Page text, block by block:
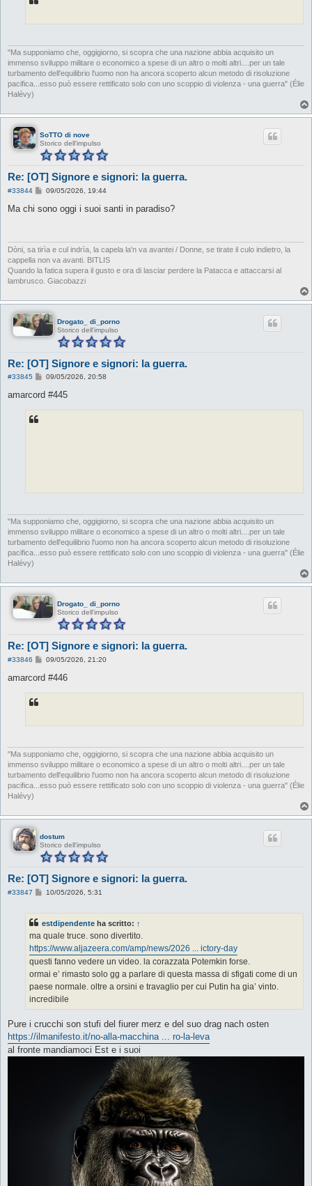
o
"Ma supponiamo che, oggigiorno, si scopra che una nazione abbia acquisito un
immenso sviluppo militare o economico a spese di un altro o molti altri....per un tale
turbamento dell'equilibrio l'uomo non ha ancora scoperto alcun metodo di risoluzione
pacifica...esso può essere rettificato solo con uno scoppio di violenza - una guerra" (Élie
Halévy)
SoTTO di nove
Storico dell'impulso
Re: [OT] Signore e signori: la guerra.
#33844
M
s
i
09/05/2026, 19:44
Ma chi sono oggi i suoi santi in paradiso?
Dòni, sa tirìa e cul indrìa, la capela la'n va avantei / Donne, se tirate il culo indietro, la
cappella non va avanti. BITLIS
Quando la fatica supera il gusto e ora di lasciar perdere la Patacca e attaccarsi al
lambrusco. Giacobazzi
Drogato_ di_porno
Storico dell'impulso
Re: [OT] Signore e signori: la guerra.
#33845
M
s
a
09/05/2026, 20:58
amarcord #445
"Ma supponiamo che, oggigiorno, si scopra che una nazione abbia acquisito un
immenso sviluppo militare o economico a spese di un altro o molti altri....per un tale
turbamento dell'equilibrio l'uomo non ha ancora scoperto alcun metodo di risoluzione
pacifica...esso può essere rettificato solo con uno scoppio di violenza - una guerra" (Élie
Halévy)
Drogato_ di_porno
Storico dell'impulso
Re: [OT] Signore e signori: la guerra.
#33846
M
s
a
o
09/05/2026, 21:20
amarcord #446
"Ma supponiamo che, oggigiorno, si scopra che una nazione abbia acquisito un
immenso sviluppo militare o economico a spese di un altro o molti altri....per un tale
turbamento dell'equilibrio l'uomo non ha ancora scoperto alcun metodo di risoluzione
pacifica...esso può essere rettificato solo con uno scoppio di violenza - una guerra" (Élie
Halévy)
dostum
Storico dell'impulso
Re: [OT] Signore e signori: la guerra.
#33847
M
a
g
g
i
o
10/05/2026, 5:31
estdipendente ha scritto: ↑
ma quale truce. sono divertito.
https://www.aljazeera.com/amp/news/2026 ... ictory-day
questi fanno vedere un video. la corazzata Potemkin forse.
ormai e’ rimasto solo gg a parlare di questa massa di sfigati come di un
paese normale. oltre a orsini e travaglio per cui Putin ha gia’ vinto.
incredibile
Pure i crucchi son stufi del fiurer merz e del suo drag nach osten
https://ilmanifesto.it/no-alla-macchina ... ro-la-leva
al fronte mandiamoci Est e i suoi